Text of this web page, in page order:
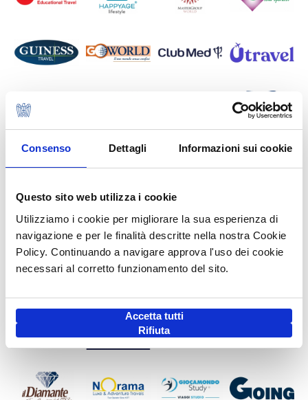
Consenso Dettagli Informazioni sui cookie
Questo sito web utilizza i cookie
Utilizziamo i cookie per migliorare la sua esperienza di
navigazione e per le finalità descritte nella nostra Cookie
Policy. Continuando a navigare approva l'uso dei cookie
necessari al corretto funzionamento del sito.
Accetta tutti
Rifiuta